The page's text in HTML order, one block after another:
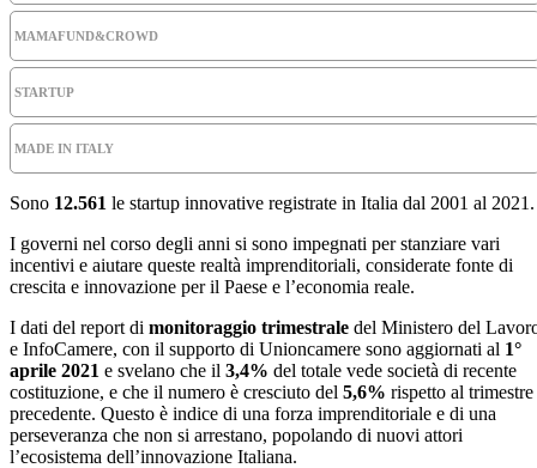
MAMAFUND&CROWD
STARTUP
MADE IN ITALY
Sono 12.561 le startup innovative registrate in Italia dal 2001 al 2021.
I governi nel corso degli anni si sono impegnati per stanziare vari
incentivi e aiutare queste realtà imprenditoriali, considerate fonte di
crescita e innovazione per il Paese e l’economia reale.
I dati del report di monitoraggio trimestrale del Ministero del
e InfoCamere, con il supporto di Unioncamere sono aggiornati al 1°
aprile 2021 e svelano che il 3,4% del totale vede società di recente
costituzione, e che il numero è cresciuto del 5,6% rispetto al trimestre
precedente. Questo è indice di una forza imprenditoriale e di una
perseveranza che non si arrestano, popolando di nuovi attori
l’ecosistema dell’innovazione Italiana.